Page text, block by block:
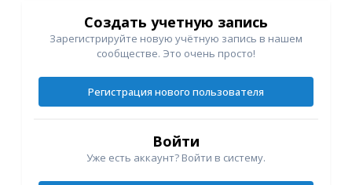
Создать учетную запись
Зарегистрируйте новую учётную запись в нашем
сообществе. Это очень просто!
Регистрация нового пользователя
Войти
Уже есть аккаунт? Войти в систему.